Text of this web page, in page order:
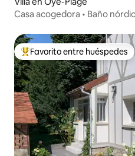
Casa acogedora • Baño
De los mejores en Favorito
Favorito entre huéspedes